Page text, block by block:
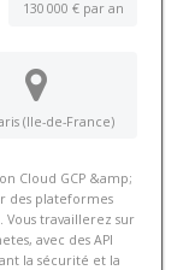
130 000 € par an
(Ile-de-France)
Cloud GCP &amp;
des plateformes
Vous travaillerez sur
avec des API
la sécurité et la